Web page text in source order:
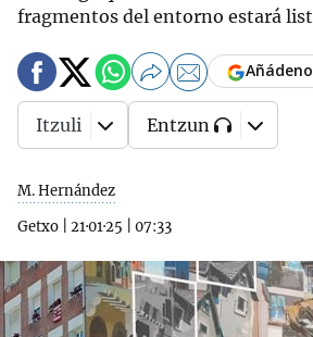
fragmentos del entorno estará
M. Hernández
Getxo
21·01·25 07:33
Itzuli Entzun